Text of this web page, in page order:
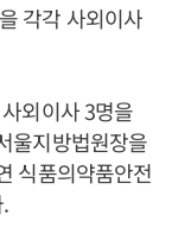
각각 사외이사
외이사 3명을
울지방법원장을
식품의약품안전